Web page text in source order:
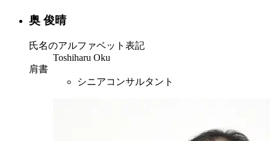
奥 俊晴
氏名のアルファベット表記
Toshiharu Oku
肩書
シニアコンサルタント